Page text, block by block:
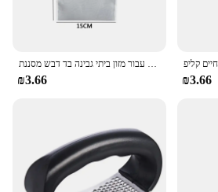
ניילון שקיות מסנן שקיות חלב ירקות מסננת מסננת מסנן תה שקית מטבח גאדג 'טים עבור מזון ביתי גבינה בד דבש מסננת
₪3.66 ₪3.66